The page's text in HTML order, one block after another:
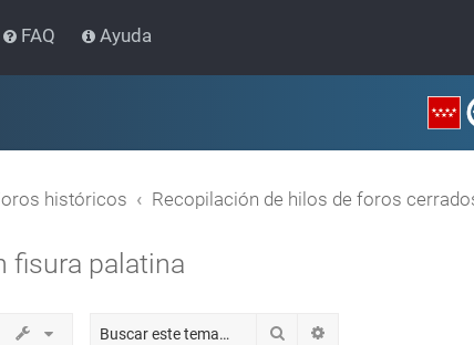
FAQ Ayuda
históricos Recopilación de hilos de foros
fisura palatina
Buscar